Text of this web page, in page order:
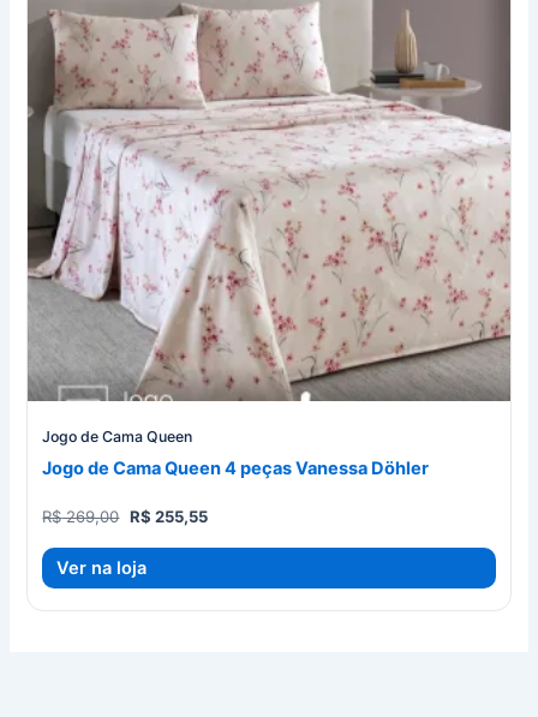
Jogo de Cama Queen
Jogo de Cama Queen 4 peças Vanessa Döhler
R$269,00 O
era:
R$ 255,55O
Ver na loja